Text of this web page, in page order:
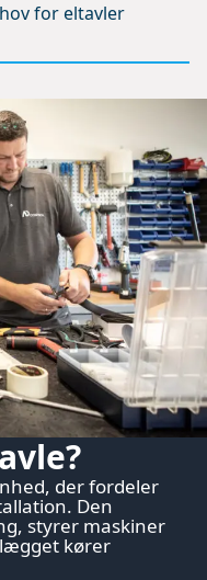
for eltavler
der fordeler
Den
styrer maskiner
kører